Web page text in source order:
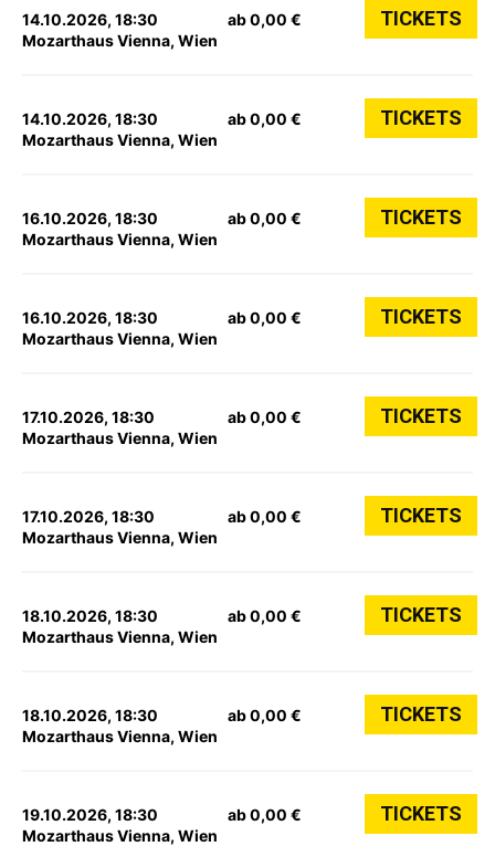
14.10.2026, 18:30
Mozarthaus Vienna, Wien
ab 0,00 € TICKETS
14.10.2026, 18:30
Mozarthaus Vienna, Wien
ab 0,00 € TICKETS
16.10.2026, 18:30
Mozarthaus Vienna, Wien
ab 0,00 € TICKETS
16.10.2026, 18:30
Mozarthaus Vienna, Wien
ab 0,00 € TICKETS
17.10.2026, 18:30
Mozarthaus Vienna, Wien
ab 0,00 € TICKETS
17.10.2026, 18:30
Mozarthaus Vienna, Wien
ab 0,00 € TICKETS
18.10.2026, 18:30
Mozarthaus Vienna, Wien
ab 0,00 € TICKETS
18.10.2026, 18:30
Mozarthaus Vienna, Wien
ab 0,00 € TICKETS
19.10.2026, 18:30
Mozarthaus Vienna, Wien
ab 0,00 € TICKETS